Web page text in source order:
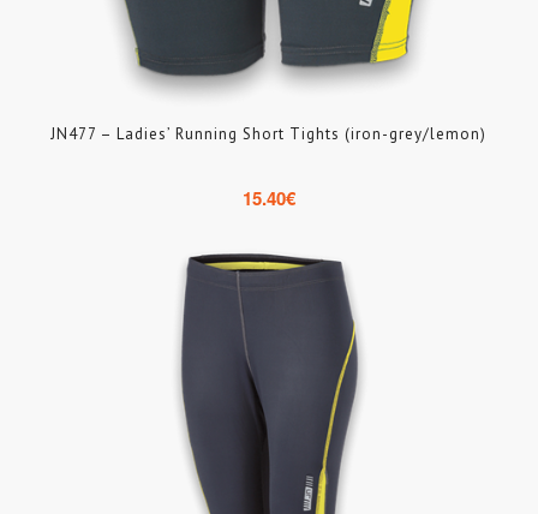
JN477 – Ladies’ Running Short Tights (iron-grey/lemon)
15.40€